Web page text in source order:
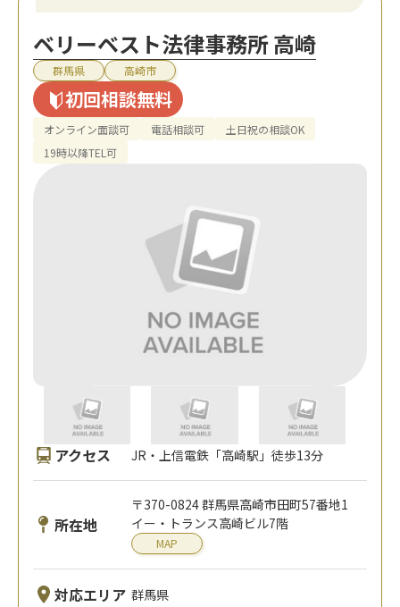
ベリーベスト法律事務所 高崎
群馬県 高崎市
初回相談無料
オンライン面談可 電話相談可
土日祝の相談OK
19時以降TEL可
アクセス JR・上信電鉄「高崎駅」徒歩13分
所在地
〒370-0824 群馬県高崎市田町57番地1
イー・トランス高崎ビル7階
MAP
対応エリア 群馬県